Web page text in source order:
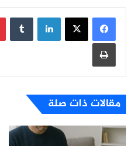
لينكدإن
طباعة
مقالات ذات صلة